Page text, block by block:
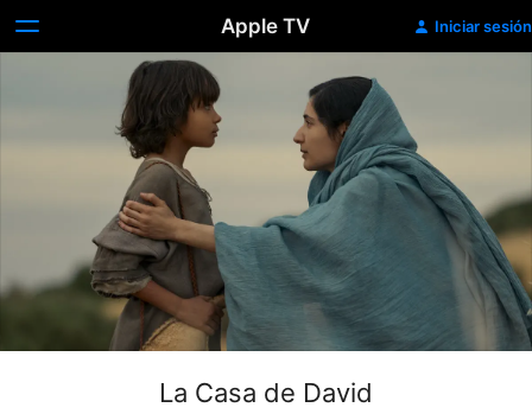
Apple TV Iniciar sesión
La Casa de David